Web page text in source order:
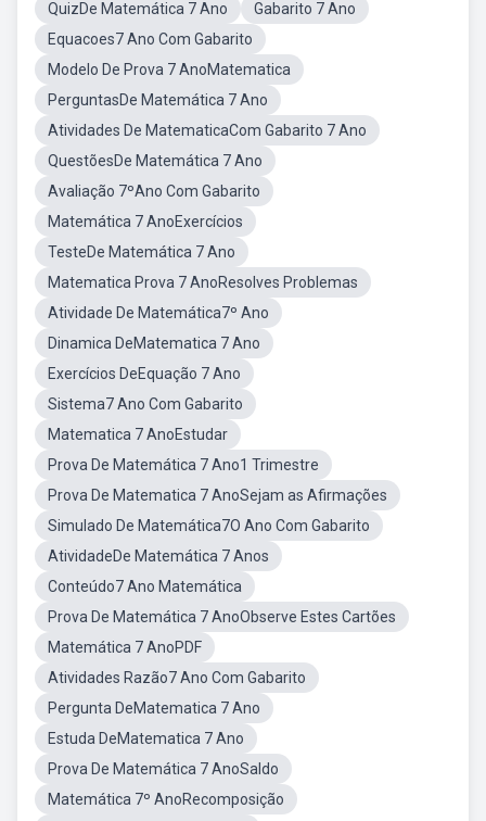
QuizDe Matemática 7 Ano
Gabarito 7 Ano
Equacoes7 Ano Com Gabarito
Modelo De Prova 7 AnoMatematica
PerguntasDe Matemática 7 Ano
Atividades De MatematicaCom Gabarito 7 Ano
QuestõesDe Matemática 7 Ano
Avaliação 7ºAno Com Gabarito
Matemática 7 AnoExercícios
TesteDe Matemática 7 Ano
Matematica Prova 7 AnoResolves Problemas
Atividade De Matemática7º Ano
Dinamica DeMatematica 7 Ano
Exercícios DeEquação 7 Ano
Sistema7 Ano Com Gabarito
Matematica 7 AnoEstudar
Prova De Matemática 7 Ano1 Trimestre
Prova De Matematica 7 AnoSejam as Afirmações
Simulado De Matemática7O Ano Com Gabarito
AtividadeDe Matemática 7 Anos
Conteúdo7 Ano Matemática
Prova De Matemática 7 AnoObserve Estes Cartões
Matemática 7 AnoPDF
Atividades Razão7 Ano Com Gabarito
Pergunta DeMatematica 7 Ano
Estuda DeMatematica 7 Ano
Prova De Matemática 7 AnoSaldo
Matemática 7º AnoRecomposição